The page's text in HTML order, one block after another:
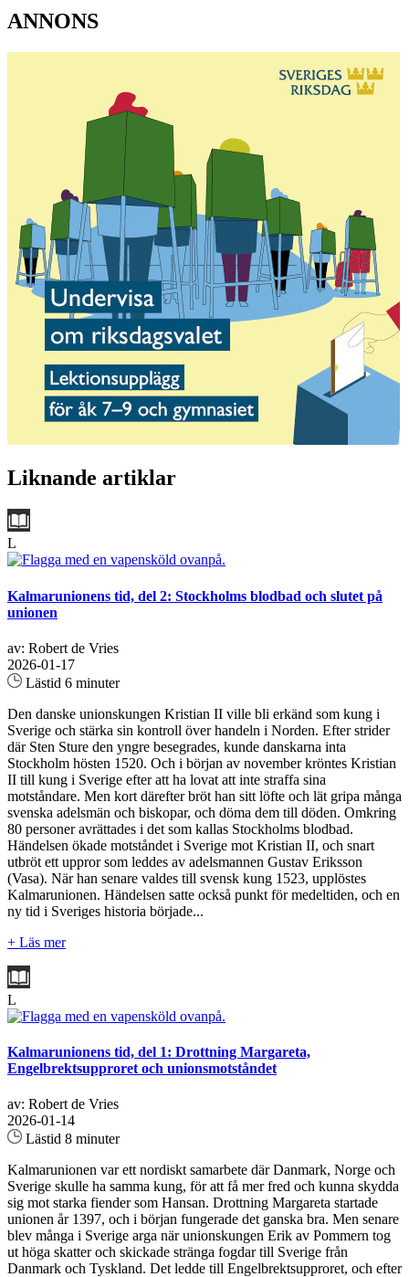
ANNONS
Liknande artiklar
L
Kalmarunionens tid, del 2: Stockholms blodbad och slutet på
unionen
av: Robert de Vries
2026-01-17
Lästid 6 minuter
Den danske unionskungen Kristian II ville bli erkänd som kung i
Sverige och stärka sin kontroll över handeln i Norden. Efter strider
där Sten Sture den yngre besegrades, kunde danskarna inta
Stockholm hösten 1520. Och i början av november kröntes Kristian
II till kung i Sverige efter att ha lovat att inte straffa sina
motståndare. Men kort därefter bröt han sitt löfte och lät gripa många
svenska adelsmän och biskopar, och döma dem till döden. Omkring
80 personer avrättades i det som kallas Stockholms blodbad.
Händelsen ökade motståndet i Sverige mot Kristian II, och snart
utbröt ett uppror som leddes av adelsmannen Gustav Eriksson
(Vasa). När han senare valdes till svensk kung 1523, upplöstes
Kalmarunionen. Händelsen satte också punkt för medeltiden, och en
ny tid i Sveriges historia började...
+ Läs mer
L
Kalmarunionens tid, del 1: Drottning Margareta,
Engelbrektsupproret och unionsmotståndet
av: Robert de Vries
2026-01-14
Lästid 8 minuter
Kalmarunionen var ett nordiskt samarbete där Danmark, Norge och
Sverige skulle ha samma kung, för att få mer fred och kunna skydda
sig mot starka fiender som Hansan. Drottning Margareta startade
unionen år 1397, och i början fungerade det ganska bra. Men senare
blev många i Sverige arga när unionskungen Erik av Pommern tog
ut höga skatter och skickade stränga fogdar till Sverige från
Danmark och Tyskland. Det ledde till Engelbrektsupproret, och efter